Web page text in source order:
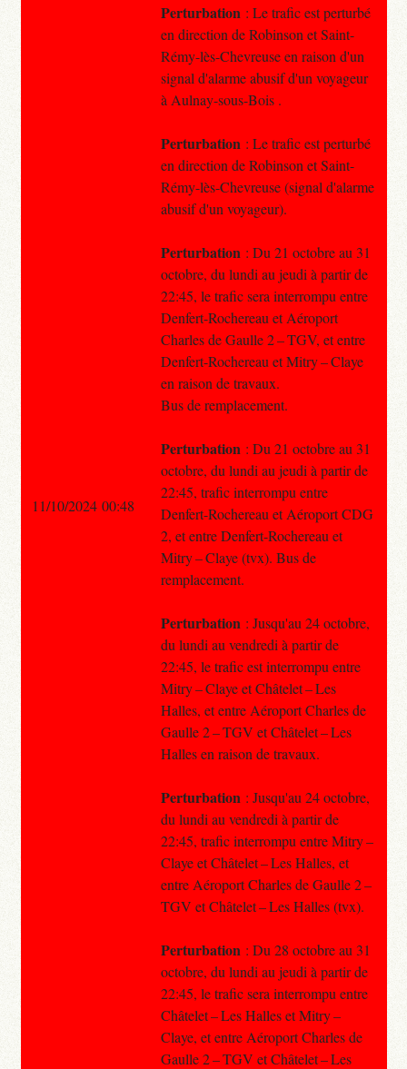
Perturbation : Le trafic est perturbé
en direction de Robinson et Saint-
Rémy-lès-Chevreuse en raison d'un
signal d'alarme abusif d'un voyageur
à Aulnay-sous-Bois .
Perturbation : Le trafic est perturbé
en direction de Robinson et Saint-
Rémy-lès-Chevreuse (signal d'alarme
abusif d'un voyageur).
Perturbation : Du 21 octobre au 31
octobre, du lundi au jeudi à partir de
22:45, le trafic sera interrompu entre
Denfert-Rochereau et Aéroport
Charles de Gaulle 2 – TGV, et entre
Denfert-Rochereau et Mitry – Claye
en raison de travaux.
Bus de remplacement.
Perturbation : Du 21 octobre au 31
octobre, du lundi au jeudi à partir de
22:45, trafic interrompu entre
Denfert-Rochereau et Aéroport CDG
2, et entre Denfert-Rochereau et
Mitry – Claye (tvx). Bus de
remplacement.
Perturbation : Jusqu'au 24 octobre,
du lundi au vendredi à partir de
22:45, le trafic est interrompu entre
Mitry – Claye et Châtelet – Les
Halles, et entre Aéroport Charles de
Gaulle 2 – TGV et Châtelet – Les
Halles en raison de travaux.
Perturbation : Jusqu'au 24 octobre,
du lundi au vendredi à partir de
22:45, trafic interrompu entre Mitry –
Claye et Châtelet – Les Halles, et
entre Aéroport Charles de Gaulle 2 –
TGV et Châtelet – Les Halles (tvx).
Perturbation : Du 28 octobre au 31
octobre, du lundi au jeudi à partir de
22:45, le trafic sera interrompu entre
Châtelet – Les Halles et Mitry –
Claye, et entre Aéroport Charles de
Gaulle 2 – TGV et Châtelet – Les
11/10/2024 00:48